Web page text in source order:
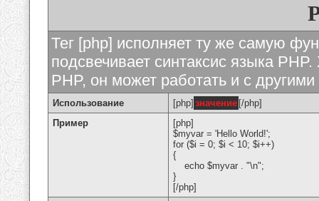
Тег [php] исполняет ту же самую
подсвечивает синтаксис языка
PHP, он может работать и с
Использование [php] значение [/php]
Пример
[php]
$myvar = 'Hello World!';
for ($i = 0; $i < 10; $i++)
{
echo $myvar . "\n";
}
[/php]